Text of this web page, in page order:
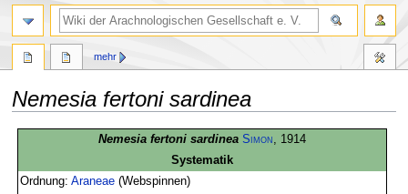
Nemesia fertoni sardinea
springen
springen
Nemesia fertoni sardinea Simon , 1914
Systematik
Ordnung:Araneae (Webspinnen)
mehr